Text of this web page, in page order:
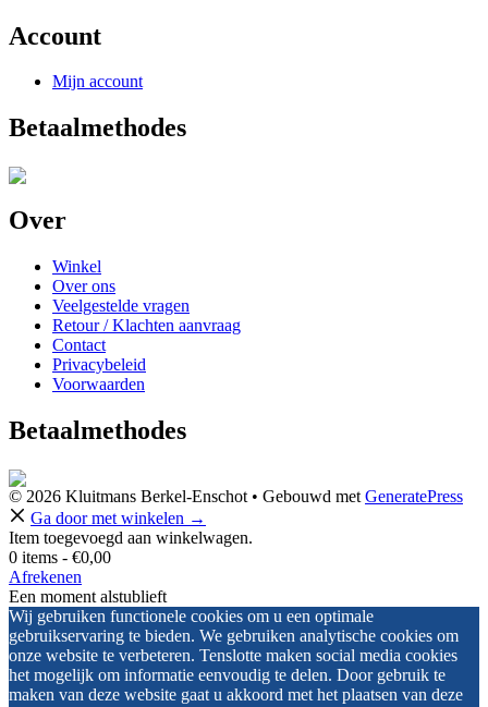
Account
Mijn account
Betaalmethodes
Over
Winkel
Over ons
Veelgestelde vragen
Retour / Klachten aanvraag
Contact
Privacybeleid
Voorwaarden
Betaalmethodes
© 2026 Kluitmans Berkel-Enschot • Gebouwd met GeneratePress
Ga door met winkelen →
Item toegevoegd aan winkelwagen.
0 items - €0,00
Afrekenen
Een moment alstublieft
Wij gebruiken functionele cookies om u een optimale
gebruikservaring te bieden. We gebruiken analytische cookies om
onze website te verbeteren. Tenslotte maken social media cookies
het mogelijk om informatie eenvoudig te delen. Door gebruik te
maken van deze website gaat u akkoord met het plaatsen van deze